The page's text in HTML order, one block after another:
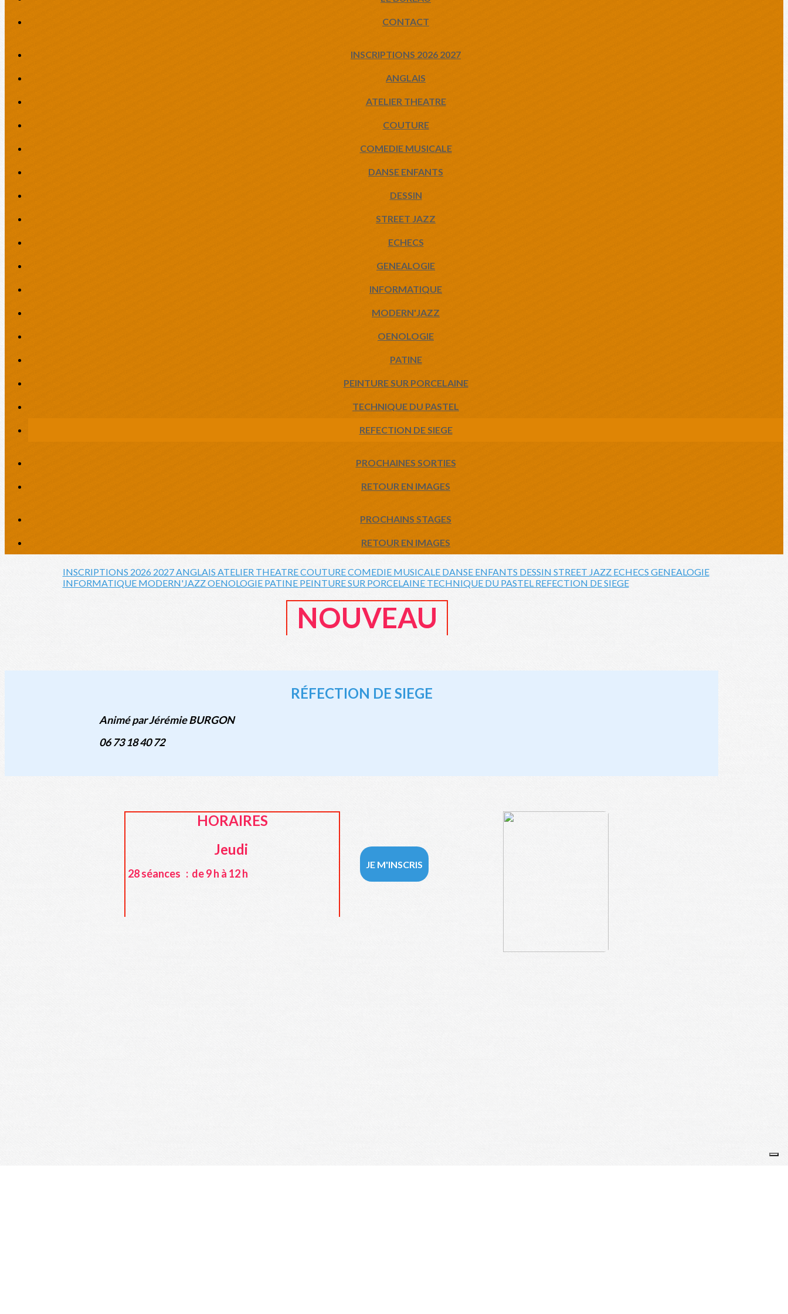
CONTACT
INSCRIPTIONS 2026 2027
ANGLAIS
ATELIER THEATRE
COUTURE
COMEDIE MUSICALE
DANSE ENFANTS
DESSIN
STREET JAZZ
ECHECS
GENEALOGIE
INFORMATIQUE
MODERN'JAZZ
OENOLOGIE
PATINE
PEINTURE SUR PORCELAINE
TECHNIQUE DU PASTEL
REFECTION DE SIEGE
PROCHAINES SORTIES
RETOUR EN IMAGES
PROCHAINS STAGES
RETOUR EN IMAGES
INSCRIPTIONS 2026 2027ANGLAISATELIER THEATRECOUTURECOMEDIE MUSICALE DANSE ENFANTS DESSIN STREET JAZZ ECHECS GENEALOGIE
INFORMATIQUE MODERN'JAZZOENOLOGIE PATINE PEINTURE SUR PORCELAINE TECHNIQUE DU PASTEL REFECTION DE SIEGE
NOUVEAU
RÉFECTION DE SIEGE
Animé par Jérémie BURGON
06 73 18 40 72
HORAIRES
Jeudi
28 séances : de 9 h à 12 h
JE M'INSCRIS